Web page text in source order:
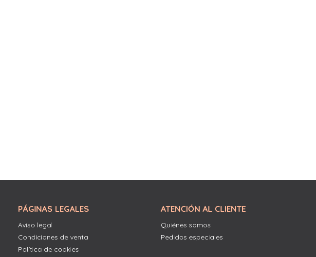
PÁGINAS LEGALES
Aviso legal
Condiciones de venta
Política de cookies
ATENCIÓN AL CLIENTE
Quiénes somos
Pedidos especiales